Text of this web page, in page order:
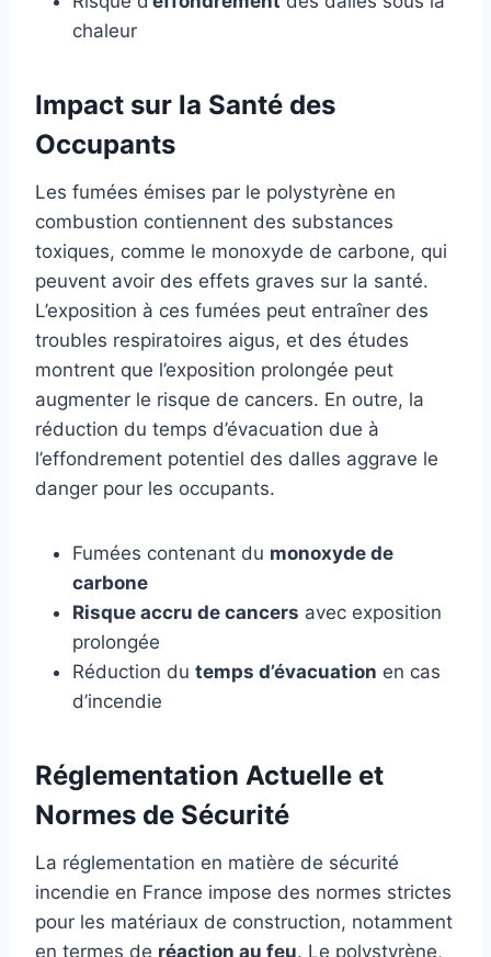
chaleur
Impact sur la Santé des
Occupants
Les fumées émises par le polystyrène en
combustion contiennent des substances
toxiques, comme le monoxyde de carbone, qui
peuvent avoir des effets graves sur la santé.
L’exposition à ces fumées peut entraîner des
troubles respiratoires aigus, et des études
montrent que l’exposition prolongée peut
augmenter le risque de cancers. En outre, la
réduction du temps d’évacuation due à
l’effondrement potentiel des dalles aggrave le
danger pour les occupants.
Fumées contenant du monoxyde de
carbone
Risque accru de cancers avec exposition
prolongée
Réduction du temps d’évacuation en cas
d’incendie
Réglementation Actuelle et
Normes de Sécurité
La réglementation en matière de sécurité
incendie en France impose des normes strictes
pour les matériaux de construction, notamment
en termes de réaction au feu. Le polystyrène,